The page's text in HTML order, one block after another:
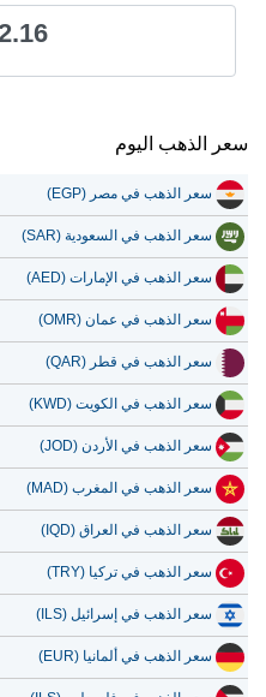
سعر الذهب اليوم
سعر الذهب في مصر (EGP)
سعر الذهب في السعودية (SAR)
سعر الذهب في الإمارات (AED)
سعر الذهب في عمان (OMR)
سعر الذهب في قطر (QAR)
سعر الذهب في الكويت (KWD)
سعر الذهب في الأردن (JOD)
سعر الذهب في المغرب (MAD)
سعر الذهب في العراق (IQD)
سعر الذهب في تركيا (TRY)
سعر الذهب في إسرائيل (ILS)
سعر الذهب في ألمانيا (EUR)